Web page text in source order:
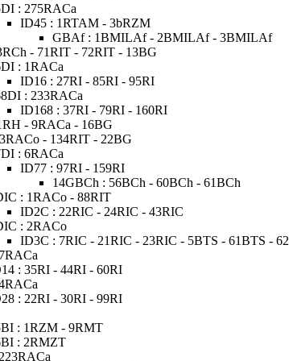
: 275RACa
ID45 : 1RTAM - 3bRZM
GBAf : 1BMILAf - 2BMILAf - 3BMILAf
- 71RIT - 72RIT - 13BG
: 1RACa
ID16 : 27RI - 85RI - 95RI
: 233RACa
ID168 : 37RI - 79RI - 160RI
- 9RACa - 16BG
- 134RIT - 22BG
: 6RACa
ID77 : 97RI - 159RI
14GBCh : 56BCh - 60BCh - 61BCh
: 1RACo - 88RIT
ID2C : 22RIC - 24RIC - 43RIC
: 2RACo
ID3C : 7RIC - 21RIC - 23RIC - 5BTS - 61BTS -
: 35RI - 44RI - 60RI
: 22RI - 30RI - 99RI
: 1RZM - 9RMT
: 2RMZT